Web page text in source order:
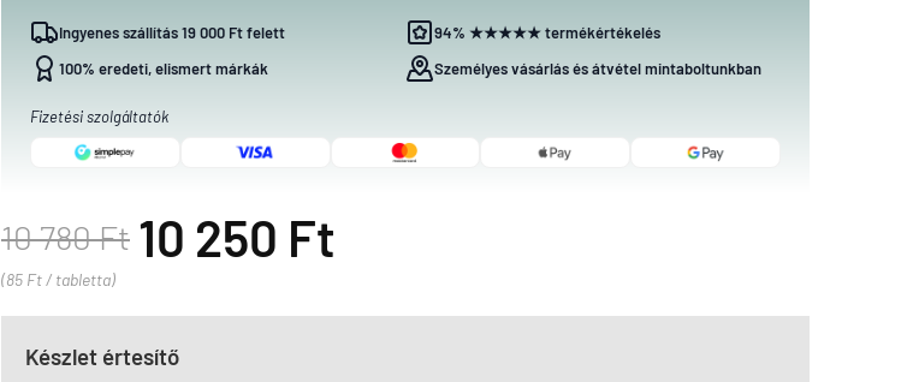
Ingyenes szállítás 19 000 Ft felett
94% ★★★★★ termékértékelés
100% eredeti, elismert márkák
Személyes vásárlás és átvétel mintaboltunkban
Fizetési szolgáltatók
10 780 Ft 10 250 Ft
(85 Ft / tabletta)
Készlet értesítő